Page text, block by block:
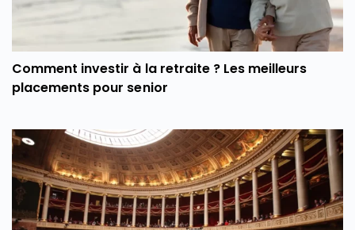
Comment investir à la retraite ? Les meilleurs
placements pour senior